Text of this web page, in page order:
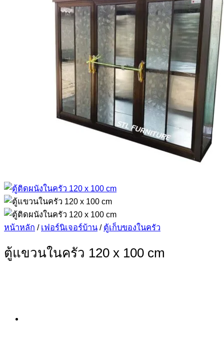
หน้าหลัก / เฟอร์นิเจอร์บ้าน / ตู้เก็บของในครัว
ตู้แขวนในครัว 120 x 100 cm